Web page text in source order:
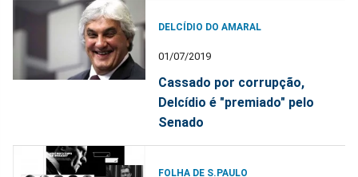
DELCÍDIO DO AMARAL
01/07/2019
Cassado por corrupção,
Delcídio é "premiado" pelo
Senado
FOLHA DE S.PAULO